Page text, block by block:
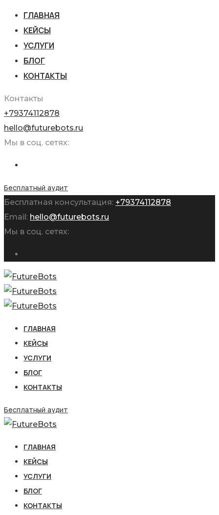
ГЛАВНАЯ
КЕЙСЫ
УСЛУГИ
БЛОГ
КОНТАКТЫ
Контакты
+79374112878
hello@futurebots.ru
Мы в соц. сетях:
Бесплатный аудит
Бесплатная консультация: +79374112878
Email: hello@futurebots.ru
Мы в соц. сетях:
ГЛАВНАЯ
КЕЙСЫ
УСЛУГИ
БЛОГ
КОНТАКТЫ
Бесплатный аудит
ГЛАВНАЯ
КЕЙСЫ
УСЛУГИ
БЛОГ
КОНТАКТЫ